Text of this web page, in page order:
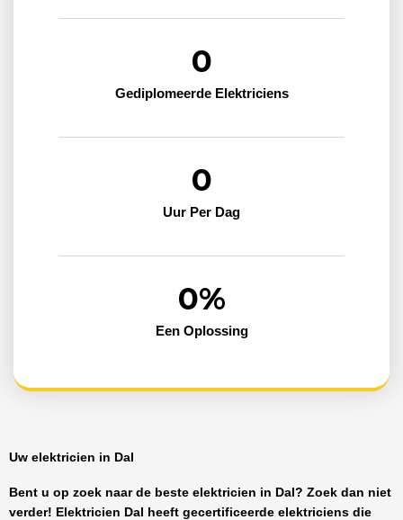
Gediplomeerde Elektriciens
0
Uur Per Dag
0
Een Oplossing
0%
Uw elektricien in Dal
Bent u op zoek naar de beste elektricien in Dal? Zoek dan niet
verder! Elektricien Dal heeft gecertificeerde elektriciens die